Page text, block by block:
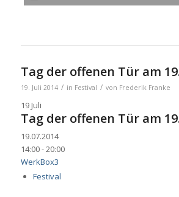
Tag der offenen Tür am
19. Juli 2014 / in Festival / von Frederik Franke
19 Juli
Tag der offenen Tür am
19.07.2014
14:00 - 20:00
WerkBox3
Festival